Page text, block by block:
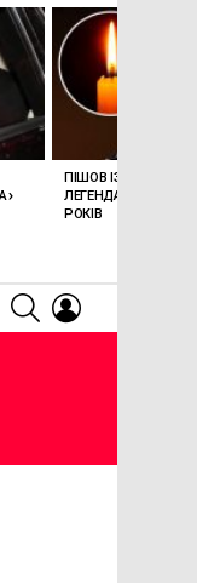
FOLLOW
US
SEARCH
ПІШОВ ІЗ ЖИТТЯ
ЛЕГЕНДАРНОМУ
РОКІВ